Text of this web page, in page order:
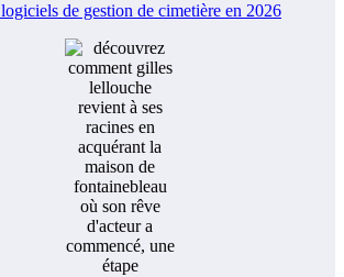
de gestion de cimetière en 2026